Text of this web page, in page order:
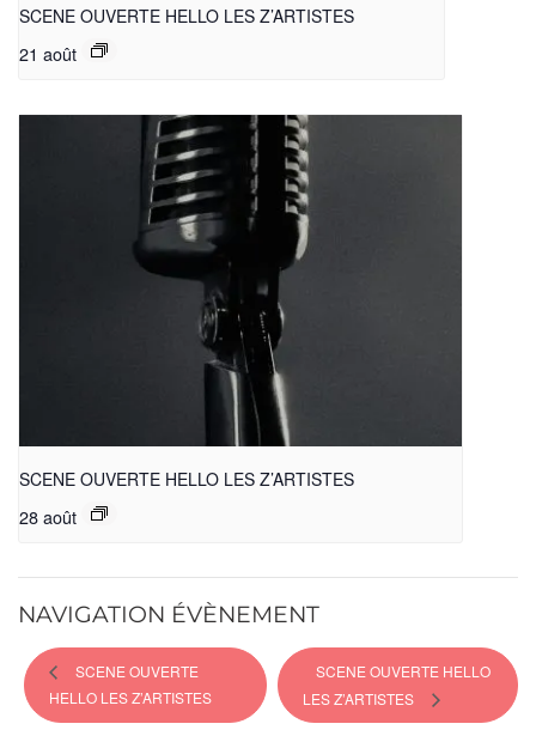
SCENE OUVERTE HELLO LES Z’ARTISTES
21 août
SCENE OUVERTE HELLO LES Z’ARTISTES
28 août
NAVIGATION ÉVÈNEMENT
SCENE OUVERTE
HELLO LES Z’ARTISTES
SCENE OUVERTE HELLO
LES Z’ARTISTES